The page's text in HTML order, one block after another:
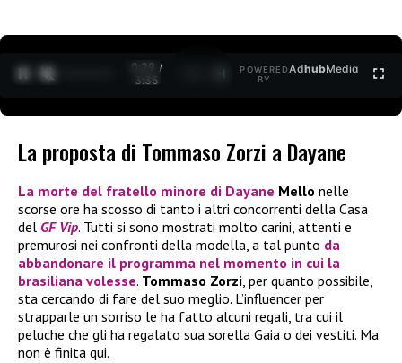
0:30 /
3:35
POWERED
BY
AdhubMedia
La proposta di Tommaso Zorzi a Dayane
La morte del fratello minore di Dayane Mello nelle
scorse ore ha scosso di tanto i altri concorrenti della Casa
del GF Vip. Tutti si sono mostrati molto carini, attenti e
premurosi nei confronti della modella, a tal punto da
abbandonare il programma nel momento in cui la
brasiliana volesse. Tommaso Zorzi, per quanto possibile,
sta cercando di fare del suo meglio. L’influencer per
strapparle un sorriso le ha fatto alcuni regali, tra cui il
peluche che gli ha regalato sua sorella Gaia o dei vestiti. Ma
non è finita qui.